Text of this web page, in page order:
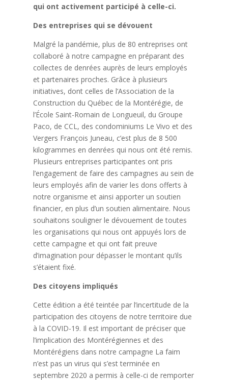
qui ont activement participé à celle-ci.
Des entreprises qui se dévouent
Malgré la pandémie, plus de 80 entreprises ont
collaboré à notre campagne en préparant des
collectes de denrées auprès de leurs employés
et partenaires proches. Grâce à plusieurs
initiatives, dont celles de l’Association de la
Construction du Québec de la Montérégie, de
l’École Saint-Romain de Longueuil, du Groupe
Paco, de CCL, des condominiums Le Vivo et des
Vergers François Juneau, c’est plus de 8 500
kilogrammes en denrées qui nous ont été remis.
Plusieurs entreprises participantes ont pris
l’engagement de faire des campagnes au sein de
leurs employés afin de varier les dons offerts à
notre organisme et ainsi apporter un soutien
financier, en plus d’un soutien alimentaire. Nous
souhaitons souligner le dévouement de toutes
les organisations qui nous ont appuyés lors de
cette campagne et qui ont fait preuve
d’imagination pour dépasser le montant qu’ils
s’étaient fixé.
Des citoyens impliqués
Cette édition a été teintée par l’incertitude de la
participation des citoyens de notre territoire due
à la COVID-19. Il est important de préciser que
l’implication des Montérégiennes et des
Montérégiens dans notre campagne La faim
n’est pas un virus qui s’est terminée en
septembre 2020 a permis à celle-ci de remporter